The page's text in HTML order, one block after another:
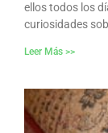
ellos todos los
curiosidades
Leer Más >>